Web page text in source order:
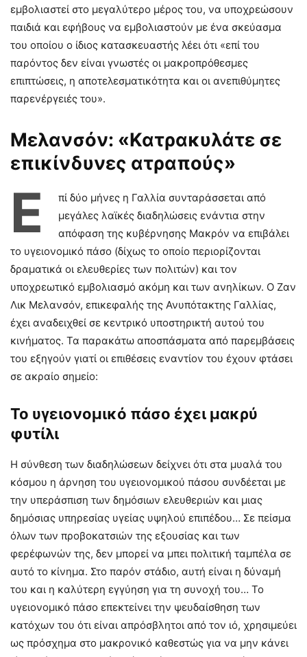
εμβολιαστεί στο μεγαλύτερο μέρος του, να υποχρεώσουν
παιδιά και εφήβους να εμβολιαστούν με ένα σκεύασμα
του οποίου ο ίδιος κατασκευαστής λέει ότι «επί του
παρόντος δεν είναι γνωστές οι μακροπρόθεσμες
επιπτώσεις, η αποτελεσματικότητα και οι ανεπιθύμητες
παρενέργειές του».
Μελανσόν: «Κατρακυλάτε σε
επικίνδυνες ατραπούς»
Ε
πί δύο μήνες η Γαλλία συνταράσσεται από
μεγάλες λαϊκές διαδηλώσεις ενάντια στην
απόφαση της κυβέρνησης Μακρόν να επιβάλει
το υγειονομικό πάσο (δίχως το οποίο περιορίζονται
δραματικά οι ελευθερίες των πολιτών) και τον
υποχρεωτικό εμβολιασμό ακόμη και των ανηλίκων. Ο Ζαν
Λικ Μελανσόν, επικεφαλής της Ανυπότακτης Γαλλίας,
έχει αναδειχθεί σε κεντρικό υποστηρικτή αυτού του
κινήματος. Τα παρακάτω αποσπάσματα από παρεμβάσεις
του εξηγούν γιατί οι επιθέσεις εναντίον του έχουν φτάσει
σε ακραίο σημείο:
Το υγειονομικό πάσο έχει μακρύ
φυτίλι
Η σύνθεση των διαδηλώσεων δείχνει ότι στα μυαλά του
κόσμου η άρνηση του υγειονομικού πάσου συνδέεται με
την υπεράσπιση των δημόσιων ελευθεριών και μιας
δημόσιας υπηρεσίας υγείας υψηλού επιπέδου… Σε πείσμα
όλων των προβοκατσιών της εξουσίας και των
φερέφωνών της, δεν μπορεί να μπει πολιτική ταμπέλα σε
αυτό το κίνημα. Στο παρόν στάδιο, αυτή είναι η δύναμή
του και η καλύτερη εγγύηση για τη συνοχή του… Το
υγειονομικό πάσο επεκτείνει την ψευδαίσθηση των
κατόχων του ότι είναι απρόσβλητοι από τον ιό, χρησιμεύει
ως πρόσχημα στο μακρονικό καθεστώς για να μην κάνει